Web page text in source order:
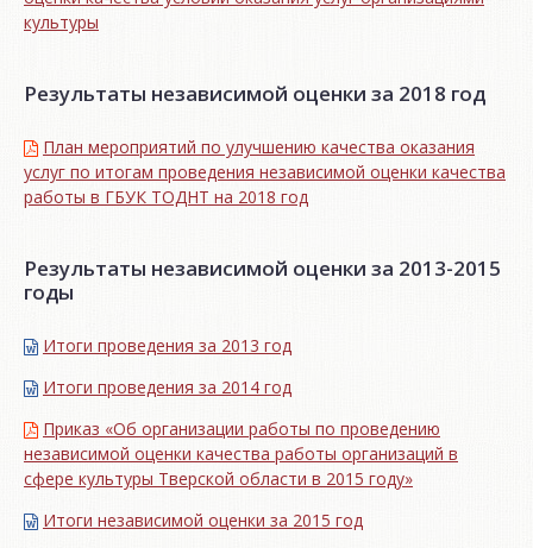
культуры
Результаты независимой оценки за 2018 год
План мероприятий по улучшению качества оказания
услуг по итогам проведения независимой оценки качества
работы в ГБУК ТОДНТ на 2018 год
Результаты независимой оценки за 2013-2015
годы
Итоги проведения за 2013 год
Итоги проведения за 2014 год
Приказ «Об организации работы по проведению
независимой оценки качества работы организаций в
сфере культуры Тверской области в 2015 году»
Итоги независимой oценки за 2015 год